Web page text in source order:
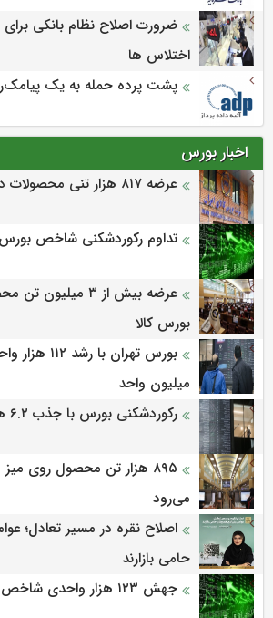
ضرورت اصلاح نظام بانکی
اختلاس ها
پشت پرده حمله به یک
اخبار بورس
عرضه‌ ۸۱۷ هزار تنی محصولات در بورس کالا
تداوم رکوردشکنی شاخص بورس
عرضه بیش از ۳
بورس کالا
میلیون واحد
رکوردشکنی بورس با جذب ۶.۲ همت سرمایه حقیقی
۸۹۵ هزار تن محصول روی
می‌‌رود
اصلاح نقره در مسیر تعادل؛
حامی بازارند
جهش ۱۲۳ هزار واحدی شاخص بورس